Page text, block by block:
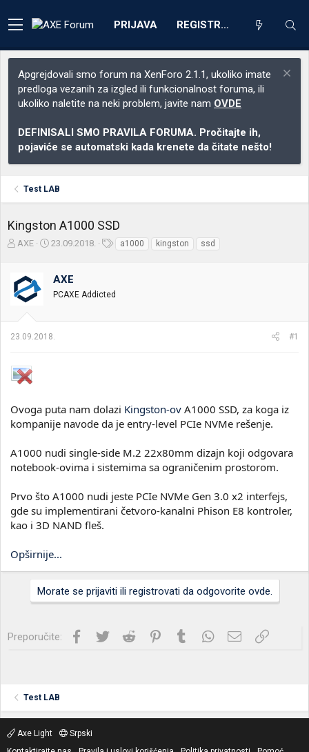
PRIJAVA REGISTRACIJA
Apgrejdovali smo forum na XenForo 2.1.1, ukoliko imate
predloga vezanih za izgled ili funkcionalnost foruma, ili
ukoliko naletite na neki problem, javite nam OVDE
DEFINISALI SMO PRAVILA FORUMA. Pročitajte ih,
pojaviće se automatski kada krenete da čitate nešto!
Test LAB
Kingston A1000 SSD
Z
e
t
t
m
e
AXE
D
u
m
r
a
23.09.2018.
k
a1000 kingston ssd
AXE
PCAXE Addicted
23.09.2018. #1
Ovoga puta nam dolazi Kingston-ov A1000 SSD, za koga iz
kompanije navode da je entry-level PCIe NVMe rešenje.
A1000 nudi single-side M.2 22x80mm dizajn koji odgovara
notebook-ovima i sistemima sa ograničenim prostorom.
Prvo što A1000 nudi jeste PCIe NVMe Gen 3.0 x2 interfejs,
gde su implementirani četvoro-kanalni Phison E8 kontroler,
kao i 3D NAND fleš.
Opširnije...
Morate se prijaviti ili registrovati da odgovorite ovde.
Preporučite: Facebook
Twitter Reddit PinterestTumblrWhatsApp
Imejl Link
Test LAB
Axe Light
Srpski